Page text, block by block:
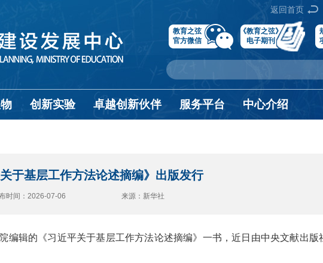
返回首页
教育之弦
官方微信
《教育之弦》
电子期刊
创新实验 卓越创新伙伴 服务平台 中心介绍
关于基层工作方法论述摘编》出版发行
布时间：2026-07-06 来源：新华社
辑的《习近平关于基层工作方法论述摘编》一书，近日由中央文献出版